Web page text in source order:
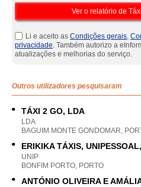
Li e aceito as Condições gerais,
privacidade. Também autorizo a
atualizações e melhorias do serviço.
Outros utilizadores pesquisaram
TÁXI 2 GO, LDA
LDA
BAGUIM MONTE GONDOMAR,
ERIKIKA TÁXIS,
UNIP
BONFIM PORTO, PORTO
ANTÓNIO OLIVEIRA E